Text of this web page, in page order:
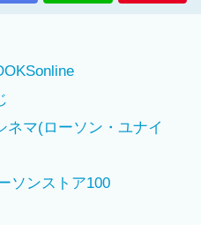
ネマ(ローソン・ユナイ
ソンストア100